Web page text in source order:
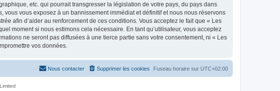
etc. qui pourrait transgresser la législation de votre pays, du pays dans
vous exposez à un bannissement immédiat et définitif et nous nous réservons
afin d’aider au renforcement de ces conditions. Vous acceptez le fait que « Les
moment si nous estimons cela nécessaire. En tant qu’utilisateur, vous acceptez
ne seront pas diffusées à une tierce partie sans votre consentement, ni « Les
vos données.
Fuseau horaire sur UTC+02:00
Supprimer les cookies
Nous contacter